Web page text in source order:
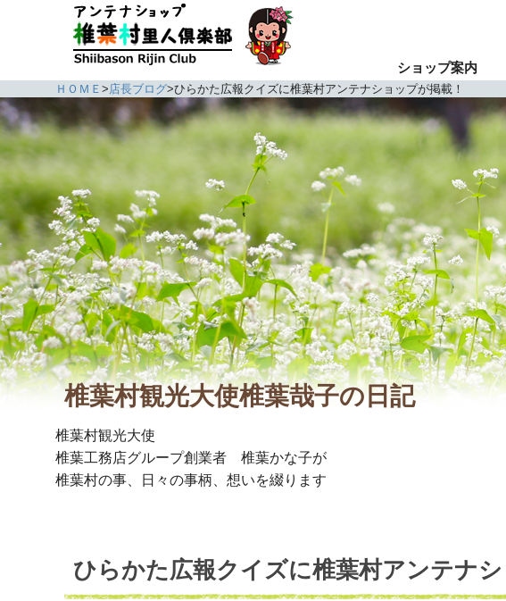
ショップ案内
ＨＯＭＥ >店長ブログ>ひらかた広報クイズに椎葉村アンテナショップが掲載！
椎葉村観光大使椎葉哉子の日記
椎葉村観光大使
椎葉工務店グループ創業者 椎葉かな子が
椎葉村の事、日々の事柄、想いを綴ります
ひらかた広報クイズに椎葉村アンテナシ